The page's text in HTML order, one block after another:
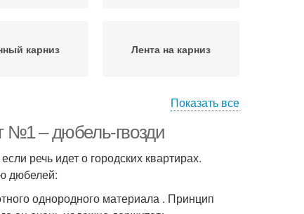
карниз Лента на карниз
потолку
Показать все
№1 – дюбель-гвозди
речь идет о городских квартирах.
дюбелей:
однородного материала . Принцип